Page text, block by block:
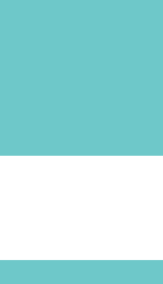
Len tak je
vám pomôžu so